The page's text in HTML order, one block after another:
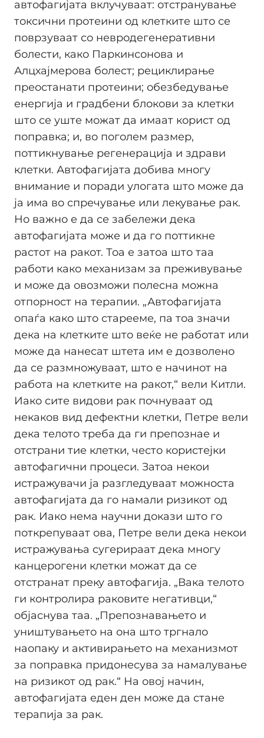
автофагијата вклучуваат: отстранување
токсични протеини од клетките што се
поврзуваат со невродегенеративни
болести, како Паркинсонова и
Алцхајмерова болест; рециклирање
преостанати протеини; обезбедување
енергија и градбени блокови за клетки
што се уште можат да имаат корист од
поправка; и, во поголем размер,
поттикнување регенерација и здрави
клетки. Автофагијата добива многу
внимание и поради улогата што може да
ја има во спречување или лекување рак.
Но важно е да се забележи дека
автофагијата може и да го поттикне
растот на ракот. Тоа е затоа што таа
работи како механизам за преживување
и може да овозможи полесна можна
отпорност на терапии. „Автофагијата
опаѓа како што старееме, па тоа значи
дека на клетките што веќе не работат или
може да нанесат штета им е дозволено
да се размножуваат, што е начинот на
работа на клетките на ракот,“ вели Китли.
Иако сите видови рак почнуваат од
некаков вид дефектни клетки, Петре вели
дека телото треба да ги препознае и
отстрани тие клетки, често користејки
автофагични процеси. Затоа некои
истражувачи ја разгледуваат можноста
автофагијата да го намали ризикот од
рак. Иако нема научни докази што го
поткрепуваат ова, Петре вели дека некои
истражувања сугерираат дека многу
канцерогени клетки можат да се
отстранат преку автофагија. „Вака телото
ги контролира раковите негативци,“
објаснува таа. „Препознавањето и
уништувањето на она што тргнало
наопаку и активирањето на механизмот
за поправка придонесува за намалување
на ризикот од рак.“ На овој начин,
автофагијата еден ден може да стане
терапија за рак.